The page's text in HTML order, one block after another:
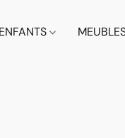
ENFANTS